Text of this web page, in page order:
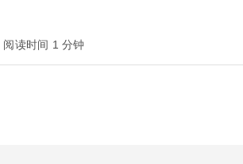
阅读时间 1 分钟